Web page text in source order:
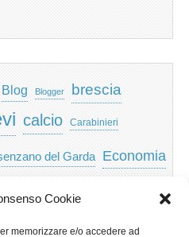
Cookie
memorizzare e/o accedere ad
Blog Blogger brescia
calcio Carabinieri
del Garda Economia